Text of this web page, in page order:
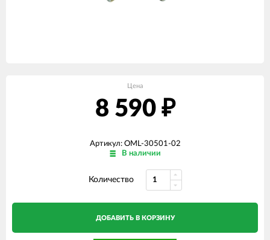
Цена
8 590 ₽
Артикул: OML-30501-02
В наличии
Количество
ДОБАВИТЬ В КОРЗИНУ